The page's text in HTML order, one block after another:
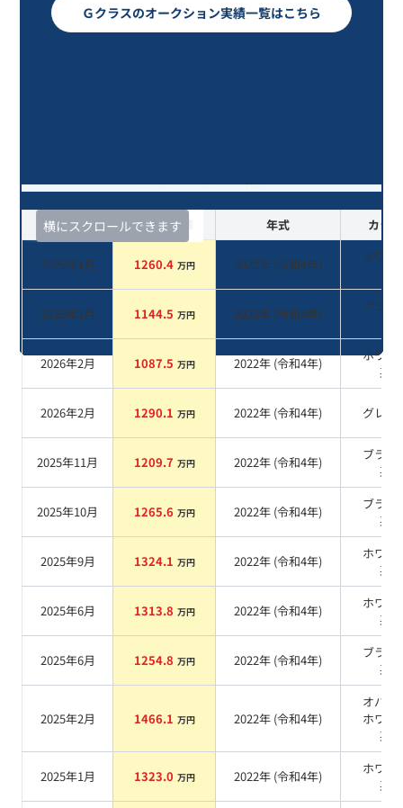
Ｇクラスのオークション実績一覧はこちら
横にスクロールできます
査定時期 セルカ実績 年式 カラー
2026年4月 1260.4 万円 2022年 (令和4年)
ホワイ
系
2026年3月 1144.5 万円 2022年 (令和4年)
ブラッ
系
2026年2月 1087.5 万円 2022年 (令和4年)
ホワイ
系
2026年2月 1290.1 万円 2022年 (令和4年) グレー
2025年11月 1209.7 万円 2022年 (令和4年)
ブラッ
系
2025年10月 1265.6 万円 2022年 (令和4年)
ブラッ
系
2025年9月 1324.1 万円 2022年 (令和4年)
ホワイ
系
2025年6月 1313.8 万円 2022年 (令和4年)
ホワイ
系
2025年6月 1254.8 万円 2022年 (令和4年)
ブラッ
系
2025年2月 1466.1 万円 2022年 (令和4年)
オパリ
ホワイ
系
2025年1月 1323.0 万円 2022年 (令和4年)
ホワイ
系